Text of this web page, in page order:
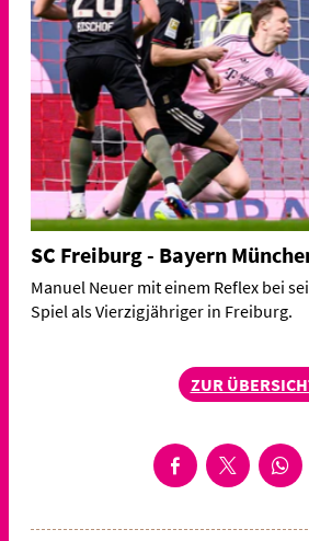
SC Freiburg - Bayern
Manuel Neuer mit einem Reflex bei
Spiel als Vierzigjähriger in Freiburg.
ZUR